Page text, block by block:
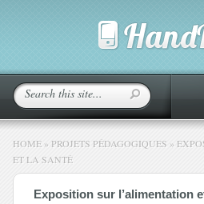
HOME » PROJETS PÉDAGOGIQUES »
ET LA SANTÉ
Exposition sur l’alimentation